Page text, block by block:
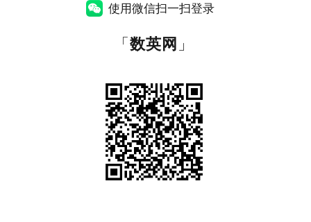
使用微信扫一扫登录
「数英网 」